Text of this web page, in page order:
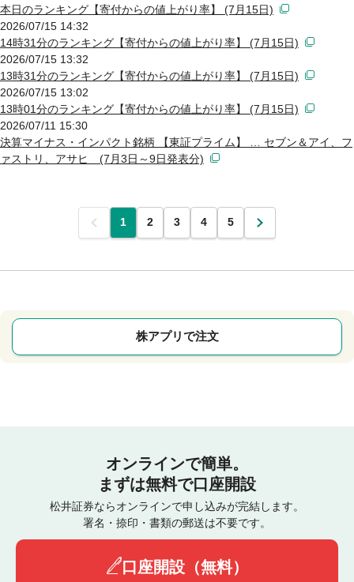
本日のランキング【寄付からの値上がり率】 (7月15日)
2026/07/15 14:32
14時31分のランキング【寄付からの値上がり率】 (7月15日)
2026/07/15 13:32
13時31分のランキング【寄付からの値上がり率】 (7月15日)
2026/07/15 13:02
13時01分のランキング【寄付からの値上がり率】 (7月15日)
2026/07/11 15:30
決算マイナス・インパクト銘柄 【東証プライム】 … セブン＆アイ、フ
ァストリ、アサヒ (7月3日～9日発表分)
前 1 2 3 4 5 次
株アプリで注文
オンラインで簡単。
まずは無料で口座開設
松井証券ならオンラインで申し込みが完結します。
署名・捺印・書類の郵送は不要です。
口座開設（無料）